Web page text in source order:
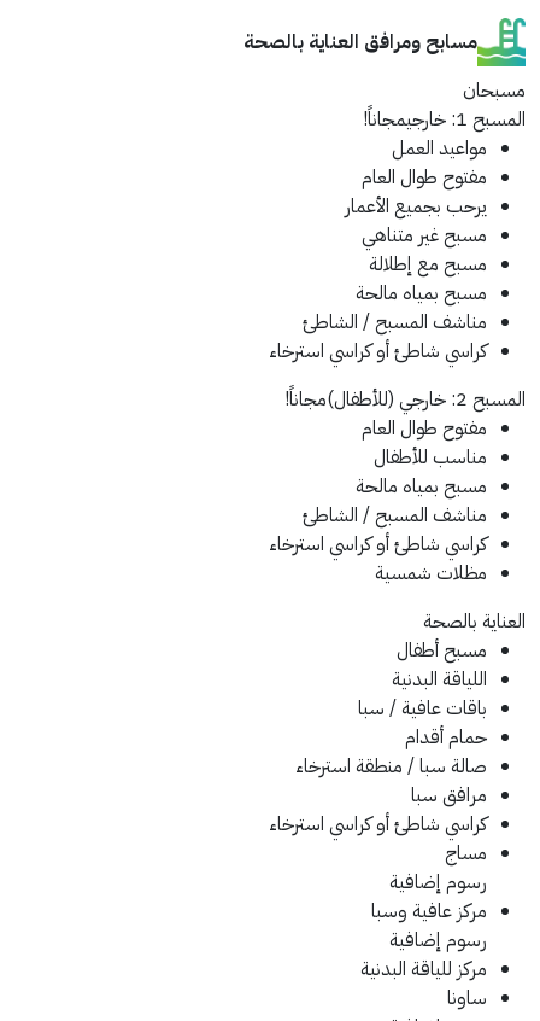
مسابح ومرافق العناية بالصحة
مسبحان
المسبح 1: خارجي
مجاناً!
مواعيد العمل
مفتوح طوال العام
يرحب بجميع الأعمار
مسبح غير متناهي
مسبح مع إطلالة
مسبح بمياه مالحة
مناشف المسبح / الشاطئ
كراسي شاطئ أو كراسي استرخاء
المسبح 2: خارجي (للأطفال)
مجاناً!
مفتوح طوال العام
مناسب للأطفال
مسبح بمياه مالحة
مناشف المسبح / الشاطئ
كراسي شاطئ أو كراسي استرخاء
مظلات شمسية
العناية بالصحة
مسبح أطفال
اللياقة البدنية
باقات عافية / سبا
حمام أقدام
صالة سبا / منطقة استرخاء
مرافق سبا
كراسي شاطئ أو كراسي استرخاء
مساج
رسوم إضافية
مركز عافية وسبا
رسوم إضافية
مركز للياقة البدنية
ساونا